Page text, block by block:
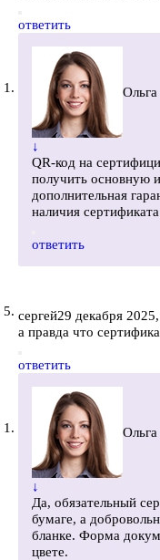
ответить
↓
QR-код на
получить основную
дополнительная
наличия
ответить
сергей29 декабря
а правда что
ответить
↓
Да, обязательный
бумаге, а
бланке. Форма
цвете.